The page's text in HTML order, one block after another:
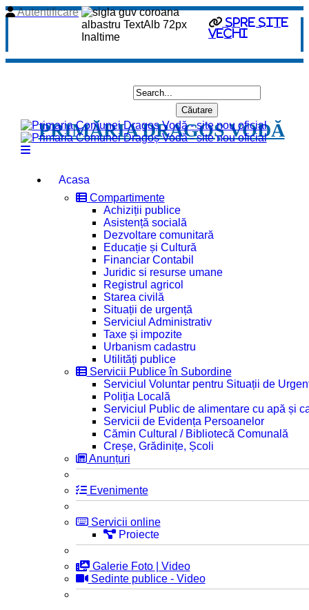
spre site
vechi
Autentificare
PRIMĂRIA DRAGOȘ VODĂ
Acasa
Compartimente
Achiziții publice
Asistență socială
Dezvoltare comunitară
Educație și Cultură
Financiar Contabil
Juridic si resurse umane
Registrul agricol
Starea civilă
Situații de urgență
Serviciul Administrativ
Taxe și impozite
Urbanism cadastru
Utilități publice
Servicii Publice în Subordine
Serviciul Voluntar pentru Situații de
Poliția Locală
Serviciul Public de alimentare cu apă și
Servicii de Evidența Persoanelor
Cămin Cultural / Bibliotecă Comunală
Creșe, Grădinițe, Școli
Anunțuri
Evenimente
Servicii online
Proiecte
Galerie Foto | Video
Sedinte publice - Video